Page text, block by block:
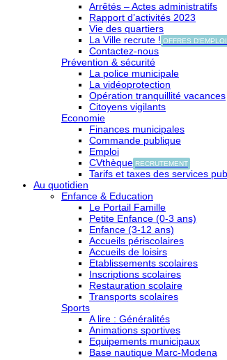
Arrêtés – Actes administratifs
Rapport d’activités 2023
Vie des quartiers
La Ville recrute ! OFFRES D'EMPLOI
Contactez-nous
Prévention & sécurité
La police municipale
La vidéoprotection
Opération tranquillité vacances
Citoyens vigilants
Economie
Finances municipales
Commande publique
Emploi
CVthèque RECRUTEMENT
Tarifs et taxes des services
Au quotidien
Enfance & Education
Le Portail Famille
Petite Enfance (0-3 ans)
Enfance (3-12 ans)
Accueils périscolaires
Accueils de loisirs
Etablissements scolaires
Inscriptions scolaires
Restauration scolaire
Transports scolaires
Sports
A lire : Généralités
Animations sportives
Equipements municipaux
Base nautique Marc-Modena